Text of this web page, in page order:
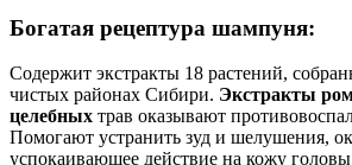
Богатая рецептура шампуня:
Содержит экстракты 18 растений,
чистых районах Сибири. Экстракты
целебных трав оказывают
Помогают устранить зуд и шелушения,
успокаивающее действие на кожу